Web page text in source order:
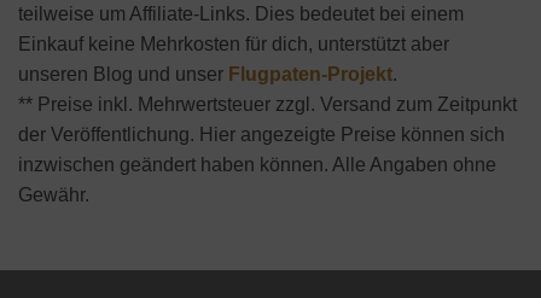
teilweise um Affiliate-Links. Dies bedeutet bei einem
Einkauf keine Mehrkosten für dich, unterstützt aber
unseren Blog und unser Flugpaten-Projekt.
** Preise inkl. Mehrwertsteuer zzgl. Versand zum Zeitpunkt
der Veröffentlichung. Hier angezeigte Preise können sich
inzwischen geändert haben können. Alle Angaben ohne
Gewähr.